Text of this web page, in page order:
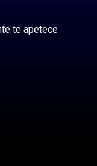
te apetece